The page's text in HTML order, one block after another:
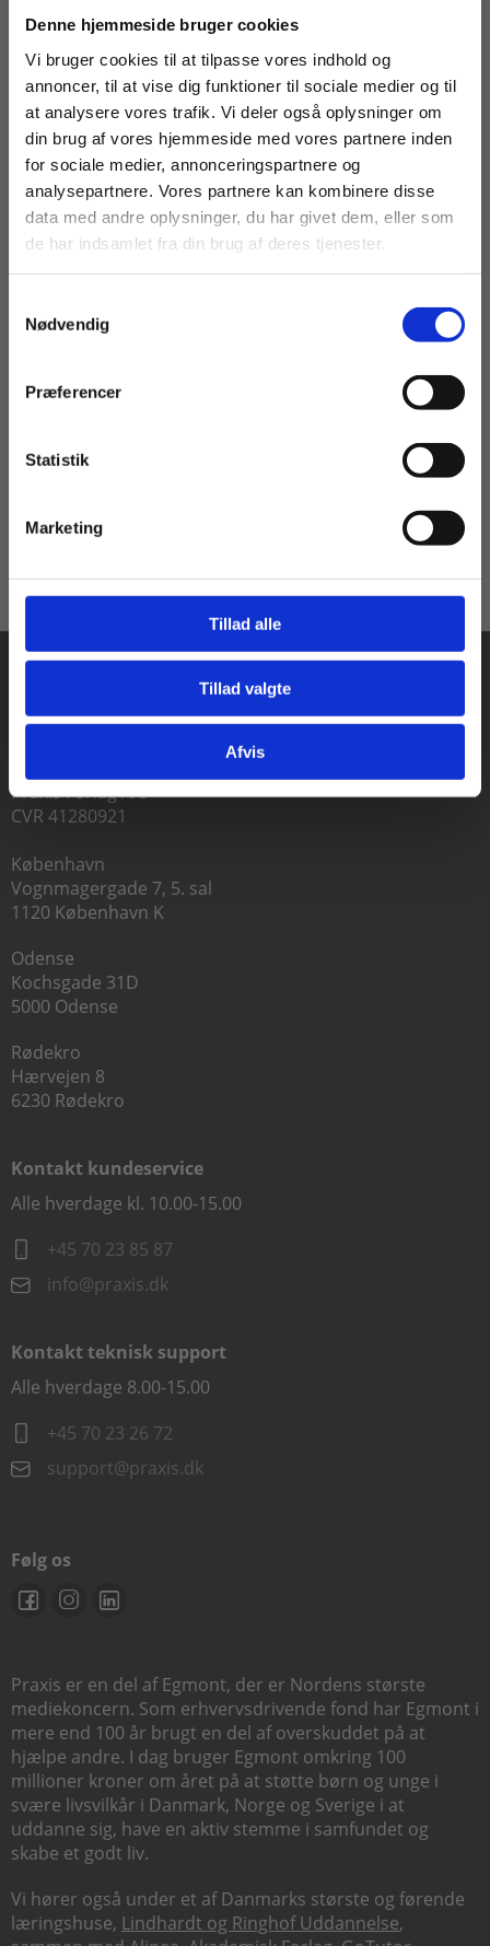
Denne hjemmeside bruger cookies
Vi bruger cookies til at tilpasse vores indhold og
annoncer, til at vise dig funktioner til sociale medier og til
at analysere vores trafik. Vi deler også oplysninger om
din brug af vores hjemmeside med vores partnere inden
for sociale medier, annonceringspartnere og
analysepartnere. Vores partnere kan kombinere disse
data med andre oplysninger, du har givet dem, eller som
de har indsamlet fra din brug af deres tjenester.
Nødvendig
Præferencer
Statistik
Marketing
Tillad alle
Tillad valgte
Afvis
Kommentar
Jeg accepterer handelsbetingelserne (sæt kryds)
Læs handelsbetingelserne
Praxis Forlag A/S
CVR 41280921
København
Vognmagergade 7, 5. sal
1120 København K
Odense
Kochsgade 31D
5000 Odense
Rødekro
Hærvejen 8
6230 Rødekro
Kontakt kundeservice
Alle hverdage kl. 10.00-15.00
+45 70 23 85 87
info@praxis.dk
Kontakt teknisk support
Alle hverdage 8.00-15.00
+45 70 23 26 72
support@praxis.dk
Følg os
Praxis er en del af Egmont, der er Nordens største
mediekoncern. Som erhvervsdrivende fond har Egmont i
mere end 100 år brugt en del af overskuddet på at
hjælpe andre. I dag bruger Egmont omkring 100
millioner kroner om året på at støtte børn og unge i
svære livsvilkår i Danmark, Norge og Sverige i at
uddanne sig, have en aktiv stemme i samfundet og
skabe et godt liv.
Vi hører også under et af Danmarks største og førende
læringshuse, Lindhardt og Ringhof Uddannelse,
Køb læremidler og find masterclasses mm.
Fortsæt som:
For privatkunder og
studerende. Du får
vist priser inkl.
For institutioner og
virksomheder. Du
får vist priser ekskl.
Gå til praxisOnline